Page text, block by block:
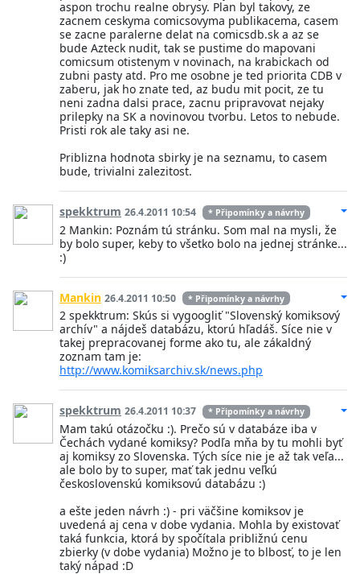
aspon trochu realne obrysy. Plan byl takovy, ze
zacnem ceskyma comicsovyma publikacema, casem
se zacne paralerne delat na comicsdb.sk a az se
bude Azteck nudit, tak se pustime do mapovani
comicsum otistenym v novinach, na krabickach od
zubni pasty atd. Pro me osobne je ted priorita CDB v
zaberu, jak ho znate ted, az budu mit pocit, ze tu
neni zadna dalsi prace, zacnu pripravovat nejaky
prilepky na SK a novinovou tvorbu. Letos to nebude.
Pristi rok ale taky asi ne.
Priblizna hodnota sbirky je na seznamu, to casem
bude, trivialni zalezitost.
spekktrum 26.4.2011 10:54 * Připomínky a návrhy
2 Mankin: Poznám tú stránku. Som mal na mysli, že
by bolo super, keby to všetko bolo na jednej stránke...
:)
Mankin 26.4.2011 10:50 * Připomínky a návrhy
2 spekktrum: Skús si vygoogliť "Slovenský komiksový
archív" a nájdeš databázu, ktorú hľadáš. Síce nie v
takej prepracovanej forme ako tu, ale zákaldný
zoznam tam je:
http://www.komiksarchiv.sk/news.php
spekktrum 26.4.2011 10:37 * Připomínky a návrhy
Mam takú otázočku :). Prečo sú v databáze iba v
Čechách vydané komiksy? Podľa mňa by tu mohli byť
aj komiksy zo Slovenska. Tých síce nie je až tak veľa...
ale bolo by to super, mať tak jednu veľkú
československú komiksovú databázu :)
a ešte jeden návrh :) - pri väčšine komiksov je
uvedená aj cena v dobe vydania. Mohla by existovať
taká funkcia, ktorá by spočítala približnú cenu
zbierky (v dobe vydania) Možno je to blbosť, to je len
taký nápad :D